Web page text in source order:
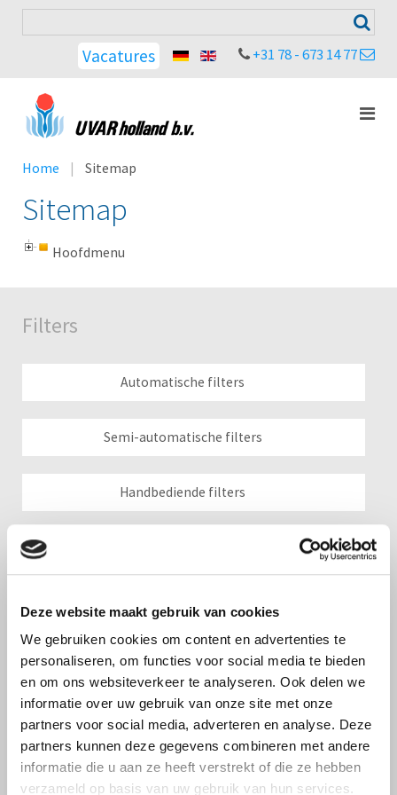
Deze website maakt gebruik van cookies
We gebruiken cookies om content en advertenties te
personaliseren, om functies voor social media te bieden
en om ons websiteverkeer te analyseren. Ook delen we
informatie over uw gebruik van onze site met onze
partners voor social media, adverteren en analyse. Deze
partners kunnen deze gegevens combineren met andere
informatie die u aan ze heeft verstrekt of die ze hebben
verzameld op basis van uw gebruik van hun services.
Vacatures +31 78 - 673 14 77
Home Sitemap
Sitemap
Hoofdmenu
Filters
Automatische filters
Semi-automatische filters
Handbediende filters
Seperators / zandafscheiding
Aanzuigfilters & strainers
Mediafilters & zandfilters